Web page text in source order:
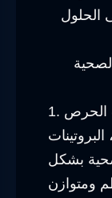
الحلول
1. تناول وجبات صحية ومتوازنة: يجب الحرص
بشكل